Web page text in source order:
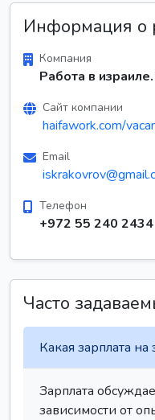
Информация о
Компания
Работа в
Сайт компании
haifawork.com/
Email
Телефон
+972 55 240 2434
Часто
Какая зарплата
Зарплата
зависимости от